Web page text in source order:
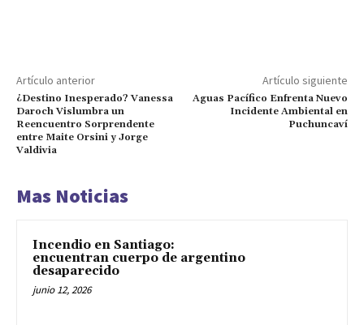
Artículo anterior
¿Destino Inesperado? Vanessa
Daroch Vislumbra un
Reencuentro Sorprendente
entre Maite Orsini y Jorge
Valdivia
Artículo siguiente
Aguas Pacífico Enfrenta Nuevo
Incidente Ambiental en
Puchuncaví
Mas Noticias
Incendio en Santiago:
encuentran cuerpo de argentino
desaparecido
junio 12, 2026